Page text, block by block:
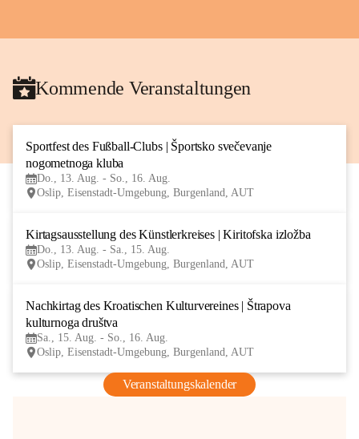
Kommende Veranstaltungen
Sportfest des Fußball-Clubs | Športsko svečevanje
nogometnoga kluba
Do., 13. Aug. - So., 16. Aug.
Oslip, Eisenstadt-Umgebung, Burgenland, AUT
Kirtagsausstellung des Künstlerkreises | Kiritofska izložba
Do., 13. Aug. - Sa., 15. Aug.
Oslip, Eisenstadt-Umgebung, Burgenland, AUT
Nachkirtag des Kroatischen Kulturvereines | Štrapova
kulturnoga društva
Sa., 15. Aug. - So., 16. Aug.
Oslip, Eisenstadt-Umgebung, Burgenland, AUT
Veranstaltungskalender